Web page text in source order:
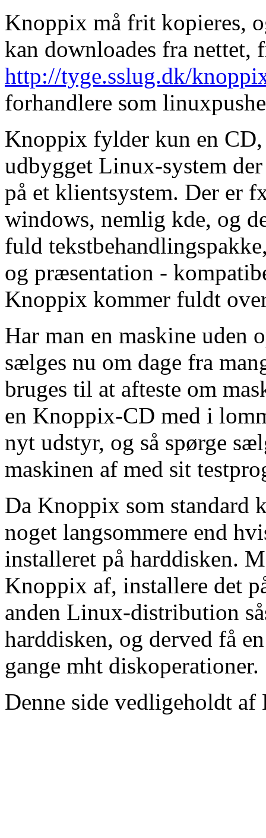
Knoppix må frit kopieres,
kan downloades fra nettet,
http://tyge.sslug.dk/
forhandlere som
Knoppix fylder kun en
udbygget Linux-system
på et klientsystem. Der er
windows, nemlig kde, og
fuld
og præsentation -
Knoppix kommer fuldt
Har man en maskine uden
sælges nu om dage fra
bruges til at afteste om
en Knoppix-CD med i
nyt udstyr, og så spørge
maskinen af med sit
Da Knoppix som standard
noget langsommere end
installeret på harddisken.
Knoppix af, installere det
anden Linux-distribution
harddisken, og derved få
gange mht diskoperationer.
Denne side vedligeholdt af